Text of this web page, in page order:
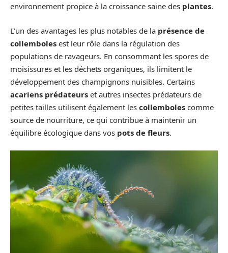
environnement propice à la croissance saine des plantes.
L’un des avantages les plus notables de la présence de
collemboles est leur rôle dans la régulation des
populations de ravageurs. En consommant les spores de
moisissures et les déchets organiques, ils limitent le
développement des champignons nuisibles. Certains
acariens prédateurs et autres insectes prédateurs de
petites tailles utilisent également les collemboles comme
source de nourriture, ce qui contribue à maintenir un
équilibre écologique dans vos pots de fleurs.